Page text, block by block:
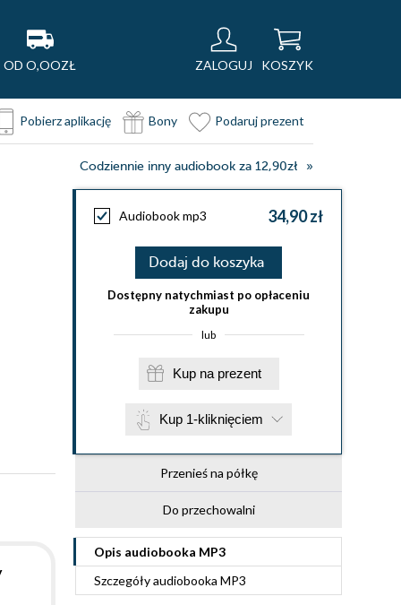
OD O,OOZŁ ZALOGUJ KOSZYK
Pobierz aplikację Bony Podaruj prezent
Codziennie inny audiobook za 12,90zł
Audiobook mp3 34,90 zł
Dodaj do koszyka
Dostępny natychmiast po opłaceniu
zakupu
lub
Kup na prezent
Kup 1-kliknięciem
Przenieś na półkę
Do przechowalni
Opis audiobooka MP3
Szczegółyaudiobooka MP3